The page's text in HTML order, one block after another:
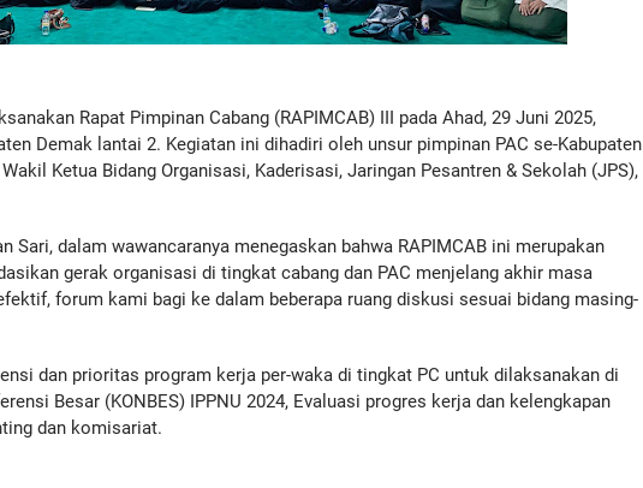
Rapat Pimpinan Cabang (RAPIMCAB) III pada Ahad, 29 Juni 2025,
Demak lantai 2. Kegiatan ini dihadiri oleh unsur pimpinan PAC se-Kabupaten
Ketua Bidang Organisasi, Kaderisasi, Jaringan Pesantren & Sekolah (JPS),
Sari, dalam wawancaranya menegaskan bahwa RAPIMCAB ini merupakan
gerak organisasi di tingkat cabang dan PAC menjelang akhir masa
forum kami bagi ke dalam beberapa ruang diskusi sesuai bidang masing-
dan prioritas program kerja per-waka di tingkat PC untuk dilaksanakan di
Besar (KONBES) IPPNU 2024, Evaluasi progres kerja dan kelengkapan
dan komisariat.